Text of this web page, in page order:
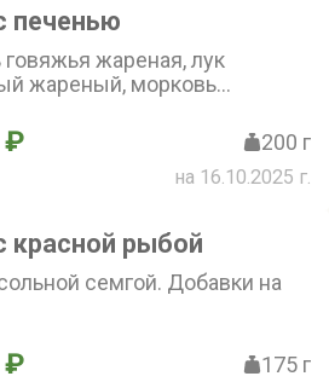
печенью
жареная, лук
жареный, морковь
₽ 200 г
на 16.10.2025 г.
красной рыбой
семгой. Добавки на
₽ 175 г